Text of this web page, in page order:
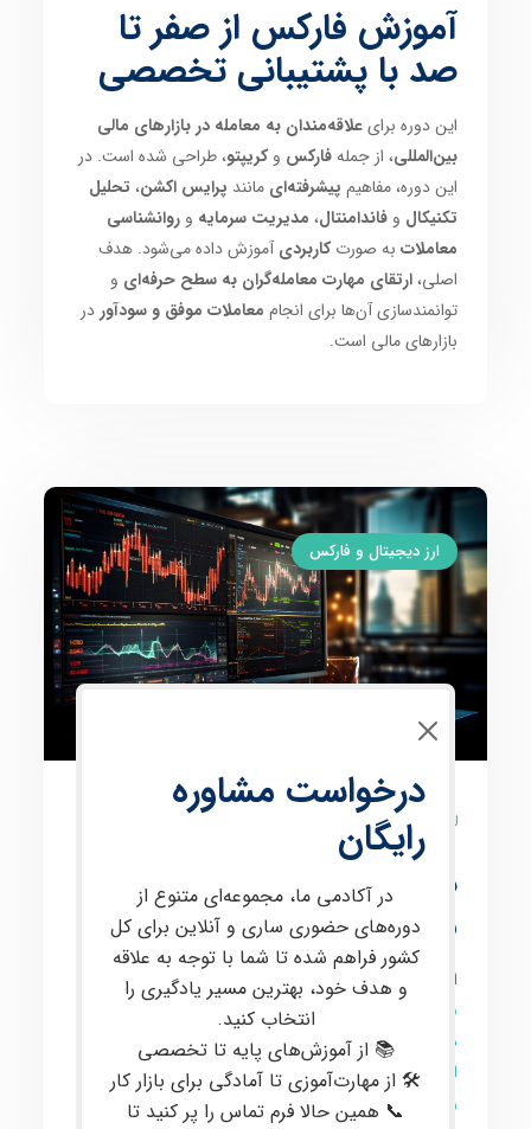
آموزش فارکس از صفر تا
صد با پشتیبانی تخصصی
این دوره برایعلاقه‌مندان به معامله در بازارهای مالی
بین‌المللی، از جملهفارکس وکریپتو، طراحی شده است. در
این دوره، مفاهیم پیشرفته‌ای مانند پرایس اکشن، تحلیل
تکنیکال وفاندامنتال، مدیریت سرمایه وروانشناسی
معاملات به صورتکاربردیآموزش داده می‌شود. هدف
اصلی،ارتقای مهارت معامله‌گران به سطح حرفه‌ای و
توانمندسازی آن‌ها برای انجام معاملات موفق و سودآوردر
بازارهای مالی است.
ارز دیجیتال و فارکس
دوره ی آنلاین پیشرفته
معامله گری ارز دیجیتال
این دوره برای علاقمندان به معامله‌گری دربازارهای مالی
بین‌المللی
کریپتوو فارکسطراحی شده است. در این
دوره پیشرفته معامله‌گری،مفاهیم تخصصی
اکشن،تحلیل تکنیکال تحلیل فاندامنتال ، مدیریت سرمایه
روانشناسی معاملات
به طور عمیق مورد بررسی قرار
درخواست مشاوره
رایگان
در آکادمی ما، مجموعه‌ای متنوع از
دوره‌های حضوری ساری و آنلاین برای کل
کشور فراهم شده تا شما با توجه به علاقه
و هدف خود، بهترین مسیر یادگیری را
انتخاب کنید.
📚 از آموزش‌های پایه تا تخصصی
🛠 از مهارت‌آموزی تا آمادگی برای بازار کار
📞 همین حالا فرم تماس را پر کنید تا